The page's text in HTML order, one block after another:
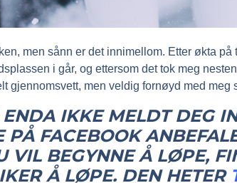
men sånn er det innimellom. Etter økta
i går, og ettersom det tok meg
gjennomsvett, men veldig fornøyd med meg
IKKE MELDT DEG
PÅ FACEBOOK
VIL BEGYNNE Å LØPE,
Å LØPE. DEN HETER